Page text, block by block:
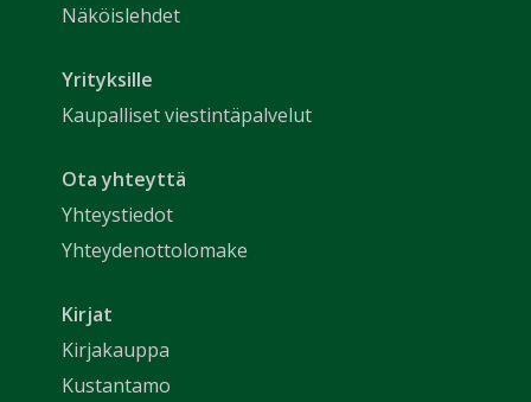
Näköislehdet
Yrityksille
Kaupalliset viestintäpalvelut
Ota yhteyttä
Yhteystiedot
Yhteydenottolomake
Kirjat
Kirjakauppa
Kustantamo